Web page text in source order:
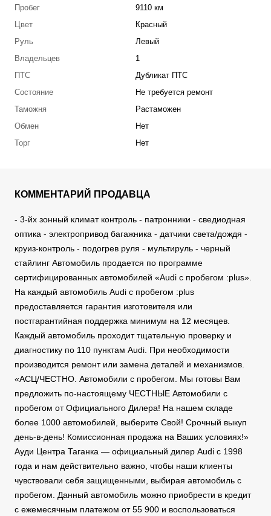
Пробег
9110 км
Цвет
Красный
Руль
Левый
Владельцев
1
ПТС
Дубликат ПТС
Состояние
Не требуется ремонт
Таможня
Растаможен
Обмен
Нет
Торг
Нет
КОММЕНТАРИЙ ПРОДАВЦА
- 3-йх зонный климат контроль - патронники - сведиодная
оптика - электропривод багажника - датчики света/дождя -
круиз-контроль - подогрев руля - мультируль - черный
стайлинг Автомобиль продается по программе
сертифицированных автомобилей «Audi с пробегом :plus».
На каждый автомобиль Audi с пробегом :plus
предоставляется гарантия изготовителя или
постгарантийная поддержка минимум на 12 месяцев.
Каждый автомобиль проходит тщательную проверку и
диагностику по 110 пунктам Audi. При необходимости
производится ремонт или замена деталей и механизмов.
«АСЦ/ЧЕСТНО. Автомобили с пробегом. Мы готовы Вам
предложить по-настоящему ЧЕСТНЫЕ Автомобили с
пробегом от Официального Дилера! На нашем складе
более 1000 автомобилей, выберите Свой! Срочный выкуп
день-в-день! Комиссионная продажа на Ваших условиях!»
Ауди Центра Таганка — официальный дилер Audi с 1998
года и нам действительно важно, чтобы наши клиенты
чувствовали себя защищенными, выбирая автомобиль с
пробегом. Данный автомобиль можно приобрести в кредит
с ежемесячным платежом от 55 900 и воспользоваться